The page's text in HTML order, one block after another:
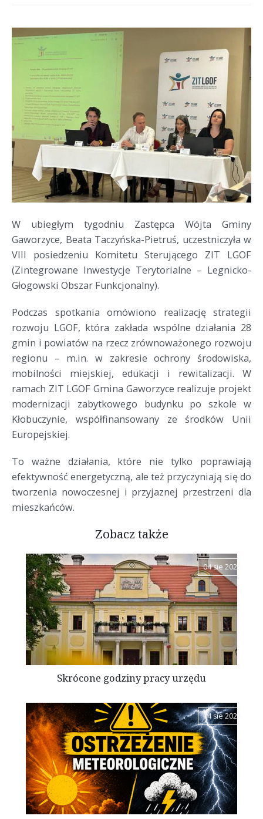
W ubiegłym tygodniu Zastępca Wójta Gminy
Gaworzyce, Beata Taczyńska-Pietruś, uczestniczyła w
VIII posiedzeniu Komitetu Sterującego ZIT LGOF
(Zintegrowane Inwestycje Terytorialne – Legnicko-
Głogowski Obszar Funkcjonalny).
Podczas spotkania omówiono realizację strategii
rozwoju LGOF, która zakłada wspólne działania 28
gmin i powiatów na rzecz zrównoważonego rozwoju
regionu – m.in. w zakresie ochrony środowiska,
mobilności miejskiej, edukacji i rewitalizacji. W
ramach ZIT LGOF Gmina Gaworzyce realizuje projekt
modernizacji zabytkowego budynku po szkole w
Kłobuczynie, współfinansowany ze środków Unii
Europejskiej.
To ważne działania, które nie tylko poprawiają
efektywność energetyczną, ale też przyczyniają się do
tworzenia nowoczesnej i przyjaznej przestrzeni dla
mieszkańców.
Zobacz także
04 sie 2026
Skrócone godziny pracy urzędu
04 sie 2026